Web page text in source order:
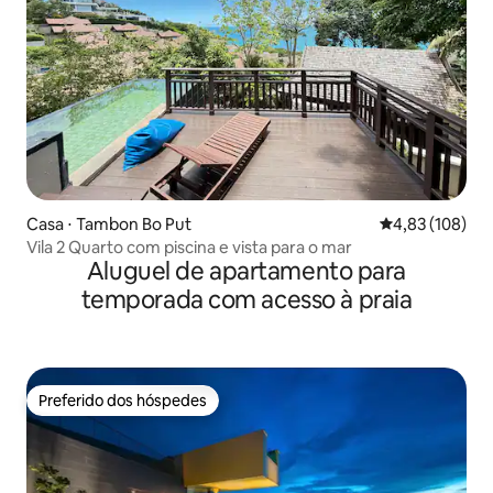
Casa ⋅ Tambon Bo Put 4,83 de uma
4,83 (108)
Vila 2 Quarto com piscina e vista para o mar
Aluguel de apartamento para
temporada com acesso à praia
Preferido dos hóspedes
Preferido dos hóspedes